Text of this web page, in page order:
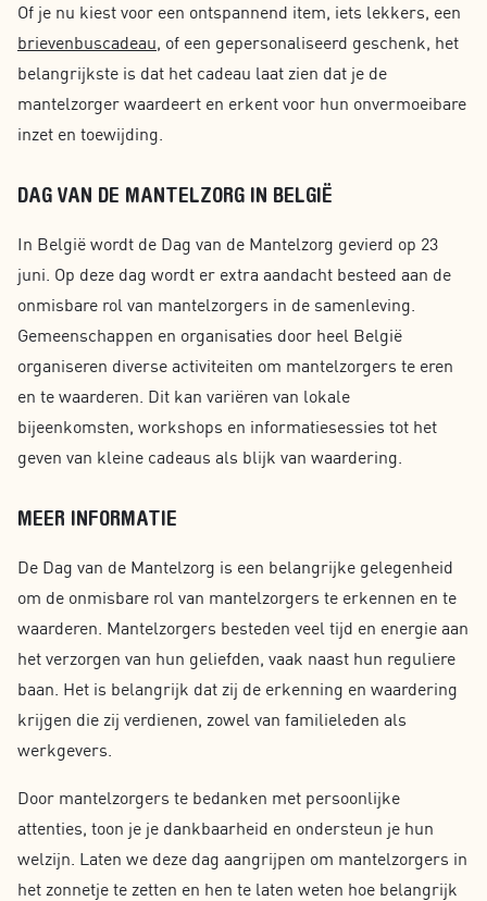
Of je nu kiest voor een ontspannend item, iets lekkers, een
brievenbuscadeau, of een gepersonaliseerd geschenk, het
belangrijkste is dat het cadeau laat zien dat je de
mantelzorger waardeert en erkent voor hun onvermoeibare
inzet en toewijding.
DAG VAN DE MANTELZORG IN BELGIË
In België wordt de Dag van de Mantelzorg gevierd op 23
juni. Op deze dag wordt er extra aandacht besteed aan de
onmisbare rol van mantelzorgers in de samenleving.
Gemeenschappen en organisaties door heel België
organiseren diverse activiteiten om mantelzorgers te eren
en te waarderen. Dit kan variëren van lokale
bijeenkomsten, workshops en informatiesessies tot het
geven van kleine cadeaus als blijk van waardering.
MEER INFORMATIE
De Dag van de Mantelzorg is een belangrijke gelegenheid
om de onmisbare rol van mantelzorgers te erkennen en te
waarderen. Mantelzorgers besteden veel tijd en energie aan
het verzorgen van hun geliefden, vaak naast hun reguliere
baan. Het is belangrijk dat zij de erkenning en waardering
krijgen die zij verdienen, zowel van familieleden als
werkgevers.
Door mantelzorgers te bedanken met persoonlijke
attenties, toon je je dankbaarheid en ondersteun je hun
welzijn. Laten we deze dag aangrijpen om mantelzorgers in
het zonnetje te zetten en hen te laten weten hoe belangrijk